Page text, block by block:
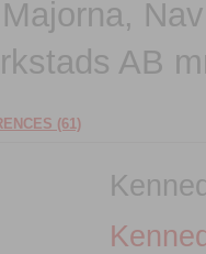
AB
(61)